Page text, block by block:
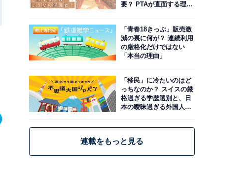
要？ PTAが直面する理想
「青春18きっぷ」販売激
減の裏に何が？ 連続利用
の厳格化だけではない
「本当の理由」
「移民」に冷たいのはど
っちなのか？ スイスの厳
格過ぎる学歴選別と、日
本の曖昧過ぎる外国人政
連載をもっと見る